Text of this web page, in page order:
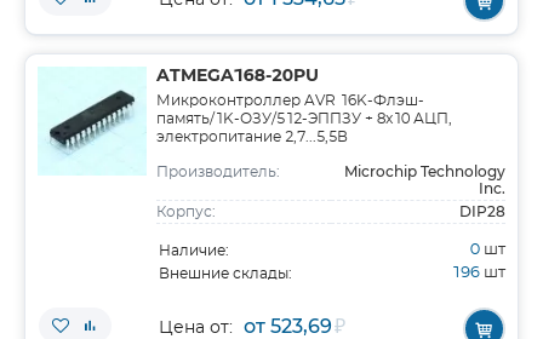
ATMEGA168-20PU
Микроконтроллер AVR 16K-Флэш-
память/1K-ОЗУ/512-ЭППЗУ + 8x10 АЦП,
электропитание 2,7...5,5В
Производитель:
Microchip Technology
Inc.
Корпус: DIP28
Наличие: 0 шт
Внешние склады: 196 шт
Цена от: от 523,69₽